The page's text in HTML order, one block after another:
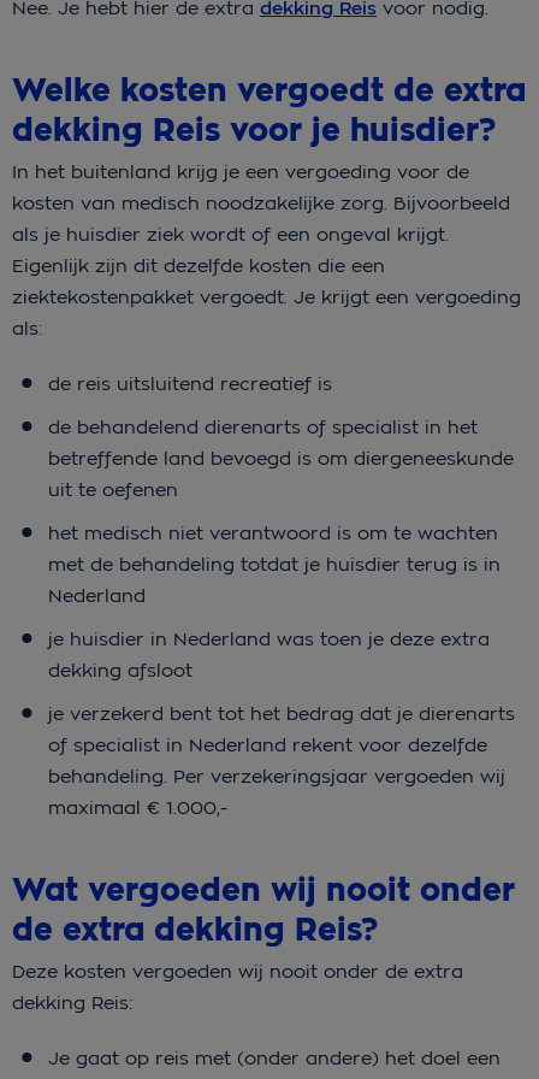
Nee. Je hebt hier de extra dekking Reis voor nodig.
Welke kosten vergoedt de extra
dekking Reis voor je huisdier?
In het buitenland krijg je een vergoeding voor de
kosten van medisch noodzakelijke zorg. Bijvoorbeeld
als je huisdier ziek wordt of een ongeval krijgt.
Eigenlijk zijn dit dezelfde kosten die een
ziektekostenpakket vergoedt. Je krijgt een vergoeding
als:
de reis uitsluitend recreatief is
de behandelend dierenarts of specialist in het
betreffende land bevoegd is om diergeneeskunde
uit te oefenen
het medisch niet verantwoord is om te wachten
met de behandeling totdat je huisdier terug is in
Nederland
je huisdier in Nederland was toen je deze extra
dekking afsloot
je verzekerd bent tot het bedrag dat je dierenarts
of specialist in Nederland rekent voor dezelfde
behandeling. Per verzekeringsjaar vergoeden wij
maximaal € 1.000,-
Wat vergoeden wij nooit onder
de extra dekking Reis?
Deze kosten vergoeden wij nooit onder de extra
dekking Reis:
Je gaat op reis met (onder andere) het doel een